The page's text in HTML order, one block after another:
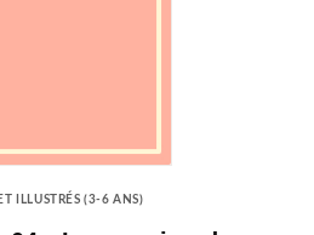
ILLUSTRÉS (3-6 ANS)